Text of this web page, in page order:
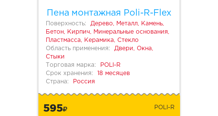
Пена монтажная Poli-R-Flex
Поверхность:
Дерево, Металл, Камень,
Бетон, Кирпич, Минеральные основания,
Пластмасса, Керамика, Стекло
Область применения:
Двери, Окна,
Стыки
Торговая марка:
POLI-R
Срок хранения:
18 месяцев
Страна:
Россия
595 POLI-R